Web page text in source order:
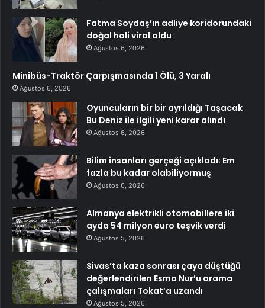
Fatma Soydaş’ın adliye koridorundaki
doğal hali viral oldu
Ağustos 6, 2026
Minibüs-Traktör Çarpışmasında 1 Ölü, 3 Yaralı
Ağustos 6, 2026
Oyuncuların bir bir ayrıldığı Taşacak
Bu Deniz ile ilgili yeni karar alındı
Ağustos 6, 2026
Bilim insanları gerçeği açıkladı: Em
fazla bu kadar olabiliyormuş
Ağustos 6, 2026
Almanya elektrikli otomobillere iki
ayda 54 milyon euro teşvik verdi
Ağustos 5, 2026
Sivas’ta kaza sonrası çaya düştüğü
değerlendirilen Esma Nur’u arama
çalışmaları Tokat’a uzandı
Ağustos 5, 2026